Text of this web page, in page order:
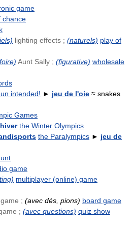
game
chance
lighting effects ; (naturels) play of
Aunt Sally ; (figurative) wholesale
intended! ► jeu de l'oie ≈ snakes
Games
the Winter Olympics
the Paralympics ► jeu de
game
multiplayer (online) game
; (avec dés, pions) board game
; (avec questions) quiz show